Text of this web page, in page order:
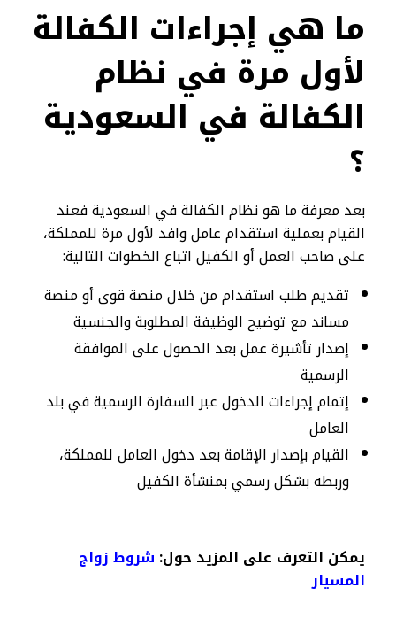
ما هي إجراءات الكفالة
لأول مرة في نظام
الكفالة في السعودية
؟
بعد معرفة ما هو نظام الكفالة في السعودية فعند
القيام بعملية استقدام عامل وافد لأول مرة للمملكة،
على صاحب العمل أو الكفيل اتباع الخطوات التالية:
تقديم طلب استقدام من خلال منصة قوى أو منصة
مساند مع توضيح الوظيفة المطلوبة والجنسية
إصدار تأشيرة عمل بعد الحصول على الموافقة
الرسمية
إتمام إجراءات الدخول عبر السفارة الرسمية في بلد
العامل
القيام بإصدار الإقامة بعد دخول العامل للمملكة،
وربطه بشكل رسمي بمنشأة الكفيل
يمكن التعرف على المزيد حول: شروط زواج
المسيار​